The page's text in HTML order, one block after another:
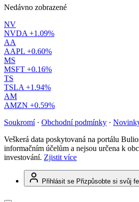
Nedávno zobrazené
NV
NVDA +1.09%
AA
AAPL +0.60%
MS
MSFT +0.16%
TS
TSLA +1.94%
AM
AMZN +0.59%
Soukromí · Obchodní podmínky ·
Veškerá data poskytovaná na portálu
informačním účelům a nejsou určena k
investování. Zjistit více
Přihlásit se Přizpůsobte si svůj